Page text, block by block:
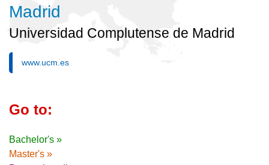
Madrid
Universidad Complutense de Madrid
www.ucm.es
Go to:
Bachelor's »
Master's »